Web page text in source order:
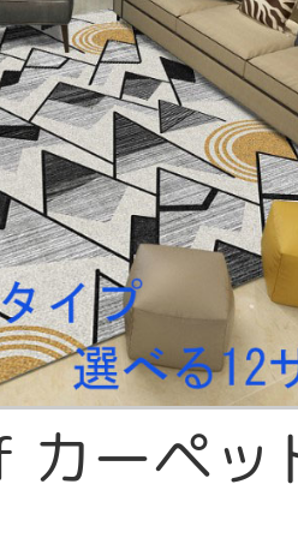
Macduff カーペ